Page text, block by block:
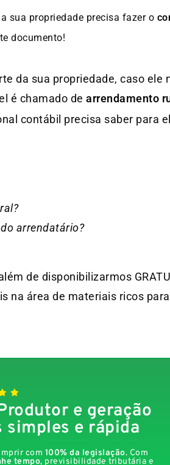
sua propriedade precisa fazer o
documento!
da sua propriedade, caso ele
é chamado de arrendamento
contábil precisa saber para
arrendatário?
de disponibilizarmos
na área de materiais ricos
e geração
simples e rápida
com 100% da legislação. Com
tempo, previsibilidade tributária e